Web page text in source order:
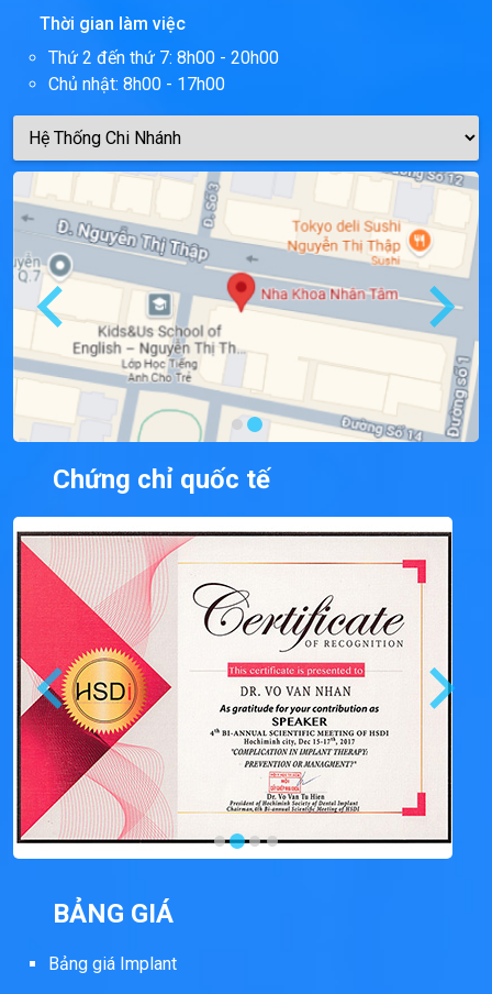
Thời gian làm việc
Thứ 2 đến thứ 7: 8h00 - 20h00
Chủ nhật: 8h00 - 17h00
Chứng chỉ quốc tế
BẢNG GIÁ
Bảng giá Implant